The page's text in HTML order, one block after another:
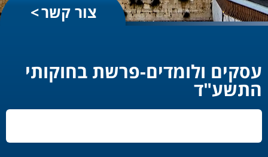
צור קשר
עסקים ולומדים-פרשת בחוקותי
התשע"ד